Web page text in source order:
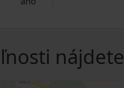
nájdete